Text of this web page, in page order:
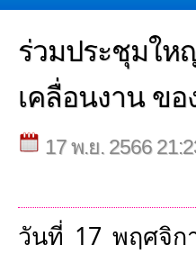
ร่วมประชุมให
เคลื่อนงาน ขอ
17 พ.ย. 2566
วันที่ 17 พฤศจิก